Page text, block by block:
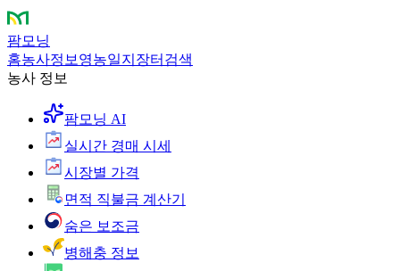
팜모닝
홈농사정보 영농일지 장터 검색
농사 정보
팜모닝 AI
실시간 경매 시세
시장별 가격
면적 직불금 계산기
숨은 보조금
병해충 정보